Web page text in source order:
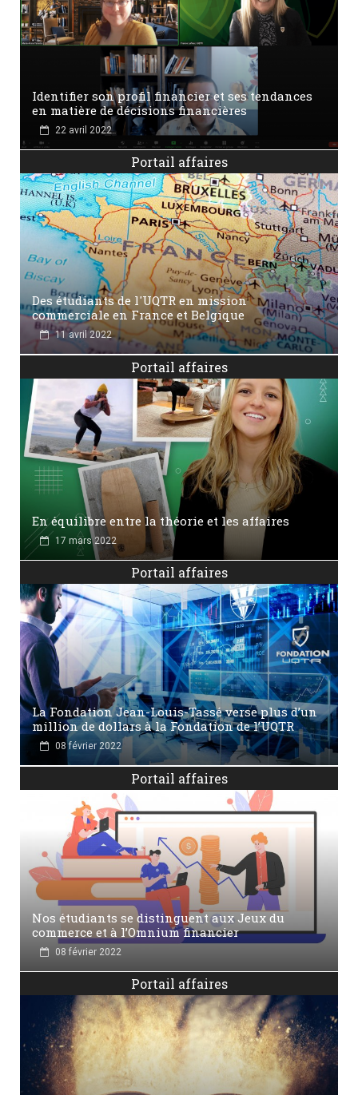
Identifier son profil financier et ses tendances
en matière de décisions financières
22 avril 2022
Portail affaires
Des étudiants de l'UQTR en mission
commerciale en France et Belgique
11 avril 2022
Portail affaires
En équilibre entre la théorie et les affaires
17 mars 2022
Portail affaires
La Fondation Jean-Louis-Tassé verse plus d’un
million de dollars à la Fondation de l’UQTR
08 février 2022
Portail affaires
Nos étudiants se distinguent aux Jeux du
commerce et à l’Omnium financier
08 février 2022
Portail affaires